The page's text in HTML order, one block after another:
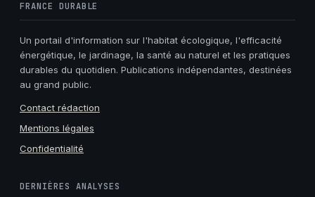
FRANCE DURABLE
Un portail d'information sur l'habitat écologique, l'efficacité
énergétique, le jardinage, la santé au naturel et les pratiques
durables du quotidien. Publications indépendantes, destinées
au grand public.
Contact rédaction
Mentions légales
Confidentialité
DERNIÈRES ANALYSES